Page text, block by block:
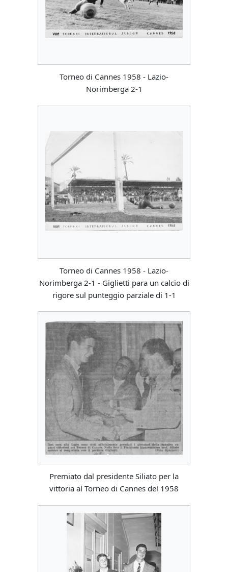
Torneo di Cannes 1958 - Lazio-
Norimberga 2-1
Torneo di Cannes 1958 - Lazio-
Norimberga 2-1 - Giglietti para un calcio di
rigore sul punteggio parziale di 1-1
Premiato dal presidente Siliato per la
vittoria al Torneo di Cannes del 1958